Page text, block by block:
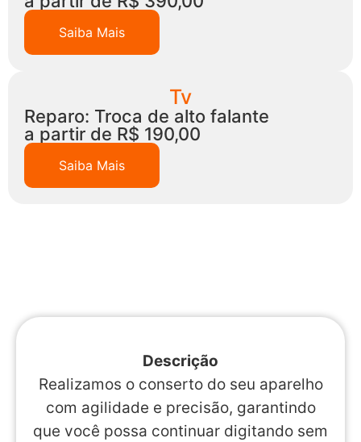
Saiba Mais
Tv
Reparo: Troca de alto falante
a partir de R$ 190,00
Saiba Mais
Descrição
Realizamos o conserto do seu aparelho
com agilidade e precisão, garantindo
que você possa continuar digitando sem